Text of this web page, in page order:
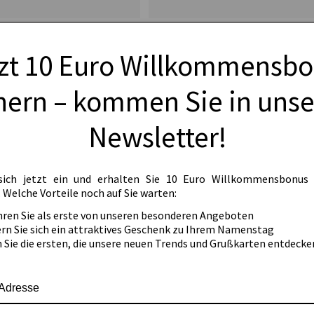
)
Normaler
Preis
€1,79 EUR
10 Euro
– kommen Sie in
Newsletter!
jetzt ein und erhalten Sie 10 Euro Willkommensbonus
Welche Vorteile noch auf Sie warten:
Sie als erste von unseren besonderen Angeboten
Sie sich ein attraktives Geschenk zu Ihrem Namenstag
Sie die ersten, die unsere neuen Trends und Grußkarten